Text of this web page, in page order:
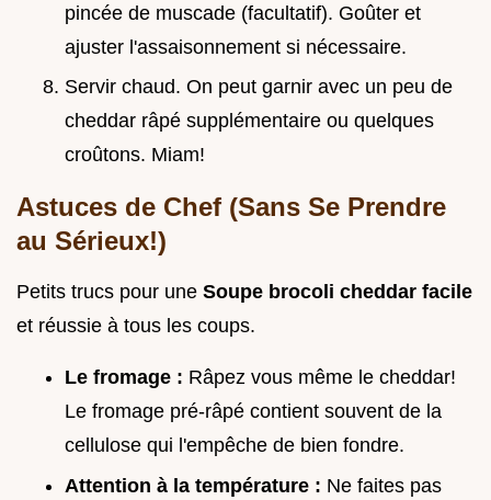
pincée de muscade (facultatif). Goûter et
ajuster l'assaisonnement si nécessaire.
Servir chaud. On peut garnir avec un peu de
cheddar râpé supplémentaire ou quelques
croûtons. Miam!
Astuces de Chef (Sans Se Prendre
au Sérieux!)
Petits trucs pour une Soupe brocoli cheddar facile
et réussie à tous les coups.
Le fromage : Râpez vous même le cheddar!
Le fromage pré-râpé contient souvent de la
cellulose qui l'empêche de bien fondre.
Attention à la température : Ne faites pas